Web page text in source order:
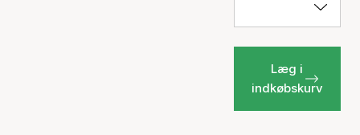
Læg i
indkøbskurv